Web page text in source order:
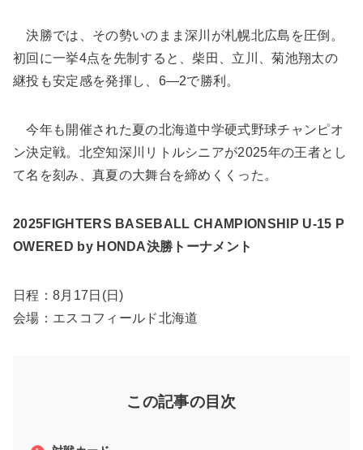
決勝では、その勢いのまま深川が札幌北広島を圧倒。
初回に一挙4点を先制すると、柴田、立川、菊池翔太の
継投も安定感を発揮し、6―2で勝利。
今年も開催された夏の北海道中学硬式野球チャンピオ
ン決定戦。北空知深川リトルシニアが2025年の王者とし
て名を刻み、真夏の大舞台を締めくくった。
2025FIGHTERS BASEBALL CHAMPIONSHIP U-15 P
OWERED by HONDA決勝トーナメント
日程：8月17日(日)
会場：エスコフィールド北海道
この記事の目次